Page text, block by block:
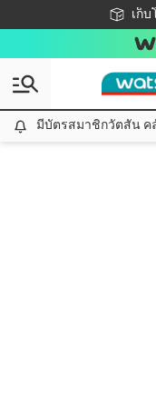
เก็
ชอปออน
ส
มีบัตรสมาชิกวัตสัน ค